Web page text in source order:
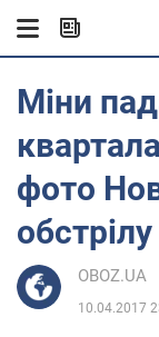
Міни
фото
OBOZ.UA
10.04.2017